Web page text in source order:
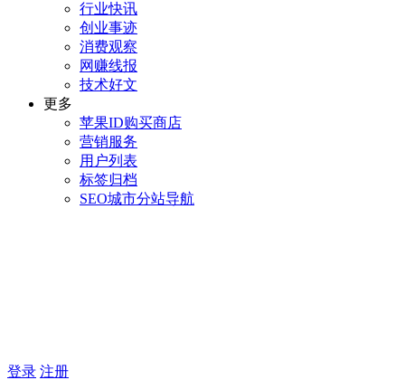
行业快讯
创业事迹
消费观察
网赚线报
技术好文
更多
苹果ID购买商店
营销服务
用户列表
标签归档
SEO城市分站导航
登录 注册